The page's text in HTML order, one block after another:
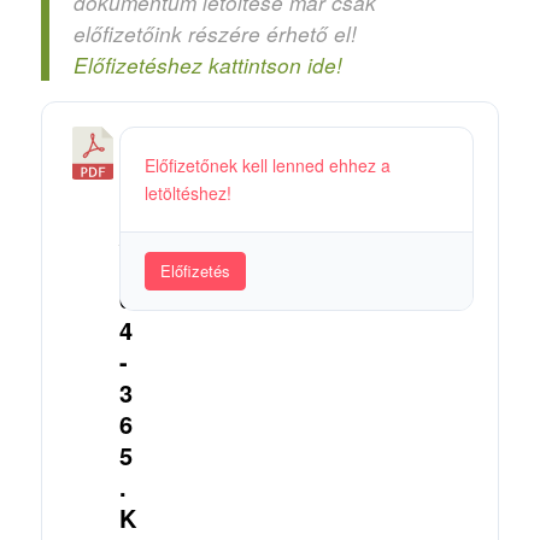
előfizetőink részére érhető el!
Előfizetéshez kattintson ide!
3
/
6
4
-
3
6
5
.
K
Előfizetőnek kell lenned ehhez a
letöltéshez!
Előfizetés